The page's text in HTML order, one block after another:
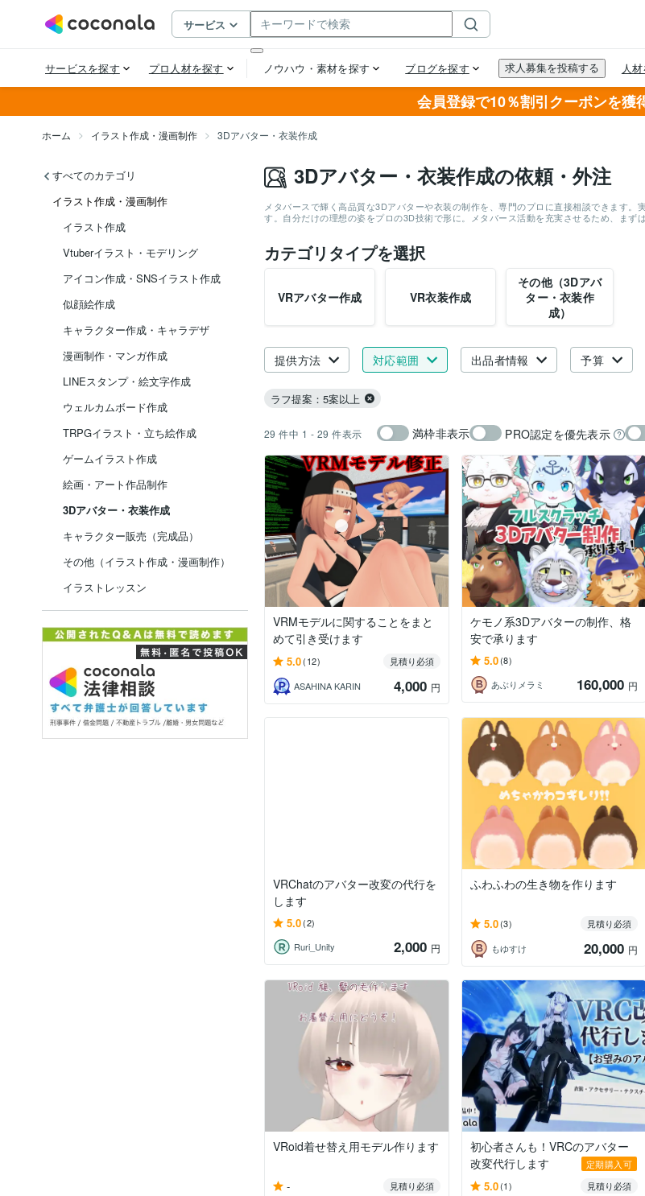
会員登録で10％割引クーポンを獲
ホーム イラスト作成・漫画制作 3Dアバター・衣装作成
すべてのカテゴリ
イラスト作成・漫画制作
イラスト作成
Vtuberイラスト・モデリング
アイコン作成・SNSイラスト作成
似顔絵作成
キャラクター作成・キャラデザ
漫画制作・マンガ作成
LINEスタンプ・絵文字作成
ウェルカムボード作成
TRPGイラスト・立ち絵作成
ゲームイラスト作成
絵画・アート作品制作
3Dアバター・衣装作成
キャラクター販売（完成品）
その他（イラスト作成・漫画制作）
イラストレッスン
3Dアバター・衣装作成の依頼・外注
メタバースで輝く高品質な3Dアバターや衣装の制作を、専門のプロに直接相談できます
す。自分だけの理想の姿をプロの3D技術で形に。メタバース活動を充実させるため、まず
カテゴリタイプを選択
VRアバター作成 VR衣装作成
その他（3Dアバ
ター・衣装作
成）
提供方法 対応範囲 出品者情報 予算
ラフ提案：5案以上
29 件中 1 - 29 件表示 満枠非表示 PRO認定を優先表示
VRMモデルに関することをまと
めて引き受けます
5.0(12)
見積り必須
ASAHINA KARIN
4,000 円
ケモノ系3Dアバターの制作、格
安で承ります
5.0(8)
あぶりメラミ
160,000 円
VRChatのアバター改変の代行を
します
5.0(2)
Ruri_Unity
2,000 円
ふわふわの生き物を作ります
5.0(3)
見積り必須
もゆすけ
20,000 円
VRoid着せ替え用モデル作ります
-
見積り必須
初心者さんも！VRCのアバター
改変代行します
定期購入可
5.0(1)
見積り必須